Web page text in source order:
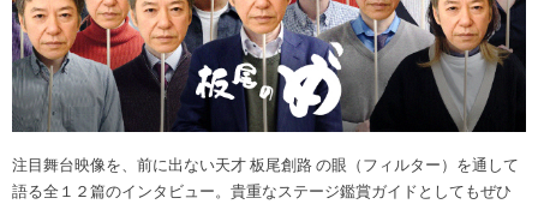
注目舞台映像を、前に出ない天才 板尾創路 の眼（フィルター）を通して
語る全１２篇のインタビュー。貴重なステージ鑑賞ガイドとしてもぜひ